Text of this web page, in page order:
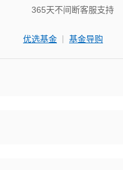
365天不间断客服支持
优选基金 | 基金导购